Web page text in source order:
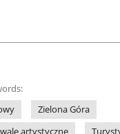
Zielona Góra
artystyczne